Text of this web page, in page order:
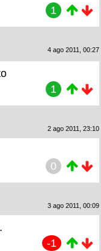
1
4 ago 2011, 00:27
1
2 ago 2011, 23:10
0
3 ago 2011, 00:09
-1